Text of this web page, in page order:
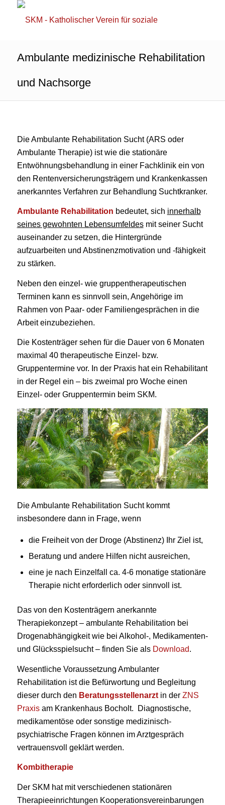
Ambulante medizinische Rehabilitation
und Nachsorge
Die Ambulante Rehabilitation Sucht (ARS oder
Ambulante Therapie) ist wie die stationäre
Entwöhnungsbehandlung in einer Fachklinik ein von
den Rentenversicherungsträgern und Krankenkassen
anerkanntes Verfahren zur Behandlung Suchtkranker.
Ambulante Rehabilitation bedeutet, sich innerhalb
seines gewohnten Lebensumfeldesmit seiner Sucht
auseinander zu setzen, die Hintergründe
aufzuarbeiten und Abstinenzmotivation und -fähigkeit
zu stärken.
Neben den einzel- wie gruppentherapeutischen
Terminen kann es sinnvoll sein, Angehörige im
Rahmen von Paar- oder Familiengesprächen in die
Arbeit einzubeziehen.
Die Kostenträger sehen für die Dauer von 6 Monaten
maximal 40 therapeutische Einzel- bzw.
Gruppentermine vor. In der Praxis hat ein Rehabilitant
in der Regel ein – bis zweimal pro Woche einen
Einzel- oder Gruppentermin beim SKM.
Die Ambulante Rehabilitation Sucht kommt
insbesondere dann in Frage, wenn
die Freiheit von der Droge (Abstinenz) Ihr Ziel ist,
Beratung und andere Hilfen nicht ausreichen,
eine je nach Einzelfall ca. 4-6 monatige stationäre
Therapie nicht erforderlich oder sinnvoll ist.
Das von den Kostenträgern anerkannte
Therapiekonzept – ambulante Rehabilitation bei
Drogenabhängigkeit wie bei Alkohol-, Medikamenten-
und Glücksspielsucht – finden Sie als Download.
Wesentliche Voraussetzung Ambulanter
Rehabilitation ist die Befürwortung und Begleitung
dieser durch den Beratungsstellenarztin der ZNS
Praxisam Krankenhaus Bocholt. Diagnostische,
medikamentöse oder sonstige medizinisch-
psychiatrische Fragen können im Arztgespräch
vertrauensvoll geklärt werden.
Kombitherapie
Der SKM hat mit verschiedenen stationären
Therapieeinrichtungen Kooperationsvereinbarungen